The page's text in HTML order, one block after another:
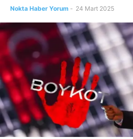
Nokta Haber Yorum - 24 Mart 2025